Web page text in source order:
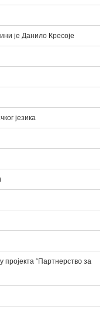
је Данило Кресоје
језика
пројекта “Партнерство за